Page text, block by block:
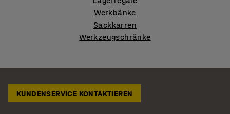
Werkbänke
Sackkarren
Werkzeugschränke
KUNDENSERVICE KONTAKTIEREN